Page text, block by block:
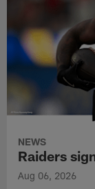
NEWS
Raiders
Aug 06, 2026